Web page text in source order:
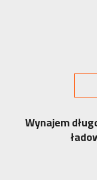
Wynajem